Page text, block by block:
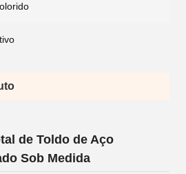
de Toldo de Aço
Sob Medida